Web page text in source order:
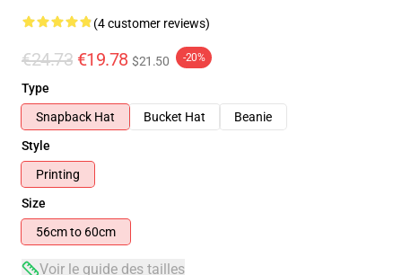
(4 customer reviews)
€24.73 €19.78 $21.50 -20%
Type
Snapback Hat
Bucket Hat
Beanie
Style
Printing
Size
56cm to 60cm
Voir le guide des tailles